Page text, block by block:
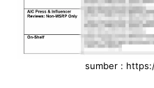
sumber :